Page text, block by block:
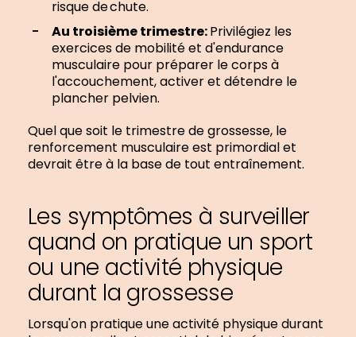
risque de chute.
Au troisième trimestre:Privilégiez les
exercices de mobilité et d'endurance
musculaire pour préparer le corps à
l'accouchement, activer et détendre le
plancher pelvien.
Quel que soit le trimestre de grossesse, le
renforcement musculaire est primordial et
devrait être à la base de tout entraînement.
Les symptômes à surveiller
quand on pratique un sport
ou une activité physique
durant la grossesse
Lorsqu'on pratique une activité physique durant